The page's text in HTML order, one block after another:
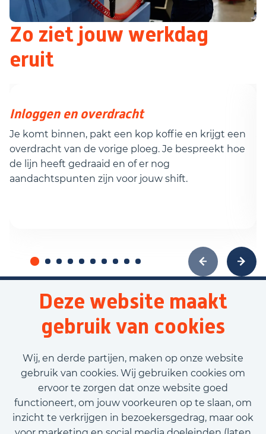
Deze website maakt
gebruik van cookies
Wij, en derde partijen, maken op onze website
gebruik van cookies. Wij gebruiken cookies om
ervoor te zorgen dat onze website goed
functioneert, om jouw voorkeuren op te slaan, om
inzicht te verkrijgen in bezoekersgedrag, maar ook
Zo ziet jouw werkdag
eruit
Inloggen en overdracht
Je komt binnen, pakt een kop koffie en krijgt een
overdracht van de vorige ploeg. Je bespreekt hoe
de lijn heeft gedraaid en of er nog
aandachtspunten zijn voor jouw shift.